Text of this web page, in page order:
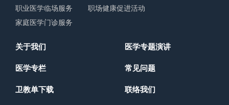
职业医学临场服务
职场健康促进活动
家庭医学门诊服务
关于我们 医学专题演讲
医学专栏 常见问题
卫教单下载 联络我们